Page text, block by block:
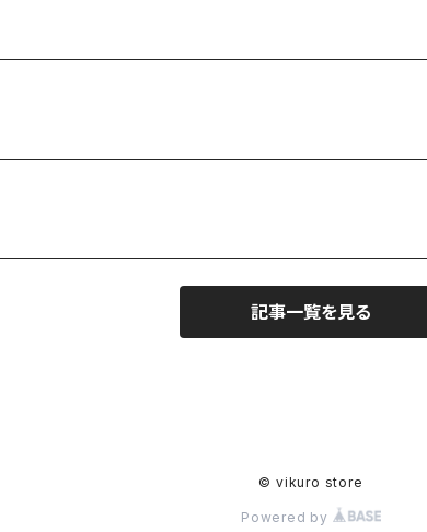
記事一覧を見る
© vikuro store
Powered by